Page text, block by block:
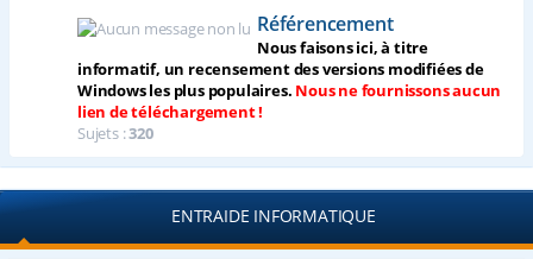
Référencement
Nous faisons ici, à titre
informatif, un recensement des versions modifiées de
Windows les plus populaires. Nous ne fournissons aucun
lien de téléchargement !
Sujets :320
ENTRAIDE INFORMATIQUE